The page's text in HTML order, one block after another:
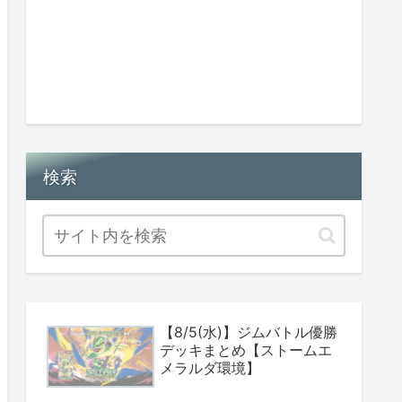
検索
【8/5(水)】ジムバトル優勝
デッキまとめ【ストームエ
メラルダ環境】